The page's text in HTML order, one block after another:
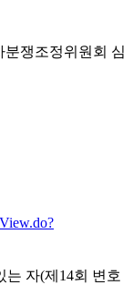
쟁조정위원회 심
는 자(제14회 변호